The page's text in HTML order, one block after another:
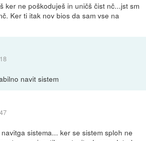
ker ne poškoduješ in uničš čist nč...jst sm
Ker ti itak nov bios da sam vse na
navit sistem
sistema... ker se sistem sploh ne